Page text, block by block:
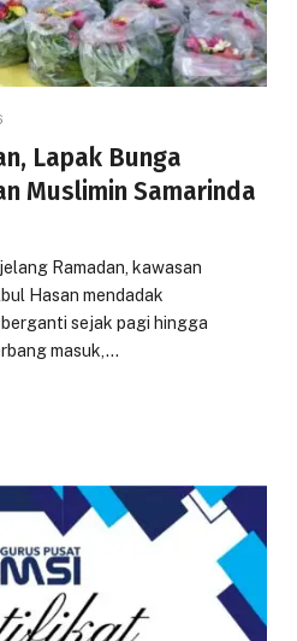
Lapak Bunga
Muslimin Samarinda
Ramadan, kawasan
Hasan mendadak
sejak pagi hingga
masuk,…